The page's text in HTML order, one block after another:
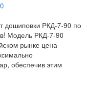
дошиповки РКД-7-90 по
Модель РКД-7-90
рынке цена-
обеспечив этим